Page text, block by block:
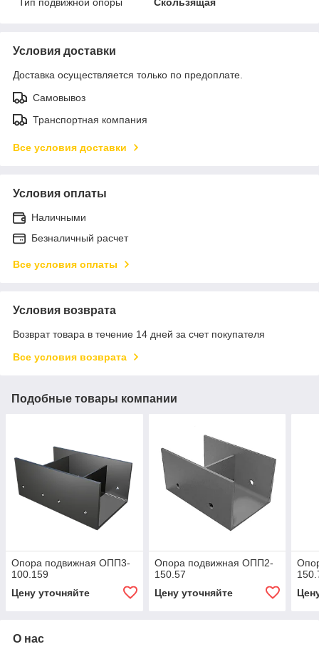
Условия доставки
Доставка осуществляется только по предоплате.
Самовывоз
Транспортная компания
Все условия доставки
Условия оплаты
Наличными
Безналичный расчет
Все условия оплаты
Условия возврата
Возврат товара в течение 14 дней за счет покупателя
Все условия возврата
Подобные товары компании
Опора подвижная ОПП3-
100.159
Цену уточняйте
Опора подвижная ОПП2-
150.57
Цену уточняйте
О нас